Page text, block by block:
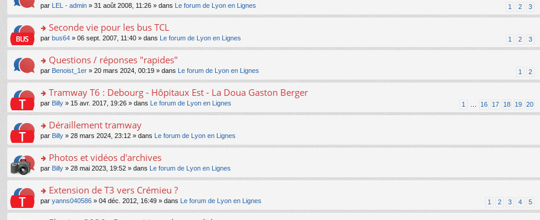
c
e
nt
pl
u
s
ré
c
e
nt
n
le
pl
u
s
ré
c
e
nt
g
e
n
n
le
pl
u
s
ré
c
e
nt
e
s
a
g
e
n
n
le
pl
u
s
ré
c
e
nt
er
le
m
e
s
a
g
e
n
n
le
pl
u
s
ré
c
e
nt
o
n
s
ult
er
le
m
e
s
a
g
e
n
n
le
pl
u
s
ré
c
e
1 2 3
par LEL - admin » 31 août 2008, 11:26 » dans Le forum de Lyon en Lignes
o
n
s
ult
er
le
m
e
s
a
g
e
n
n
le
pl
u
Seconde vie pour les bus TCL
1 2 3
par bus64 » 06 sept. 2007, 11:40 » dans Le forum de Lyon en Lignes
o
n
s
ult
er
le
m
e
s
a
g
e
n
n
Questions / réponses "rapides"
1 2
par Benoist_1er » 20 mars 2024, 00:19 » dans Le forum de Lyon en Lignes
o
n
s
ult
er
le
m
e
s
a
g
e
Tramway T6 : Debourg - Hôpitaux Est - La Doua Gaston Berger
1 … 16 17 18 19 20
par Billy » 15 avr. 2017, 19:26 » dans Le forum de Lyon en Lignes
o
n
s
ult
er
le
m
e
s
Déraillement tramway
par Billy » 28 mars 2024, 23:12 » dans Le forum de Lyon en Lignes
o
n
s
ult
er
le
Photos et vidéos d'archives
par Billy » 28 mai 2023, 19:52 » dans Le forum de Lyon en Lignes
o
n
Extension de T3 vers Crémieu ?
1 2 3 4 5
par yanns040586 » 04 déc. 2012, 16:49 » dans Le forum de Lyon en Lignes